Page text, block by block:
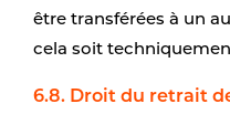
être transférées à un
cela soit
6.8. Droit du retrait